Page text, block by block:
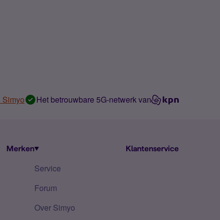
Simyo Het betrouwbare 5G-netwerk van
Merken Klantenservice
Service
Forum
Over Simyo